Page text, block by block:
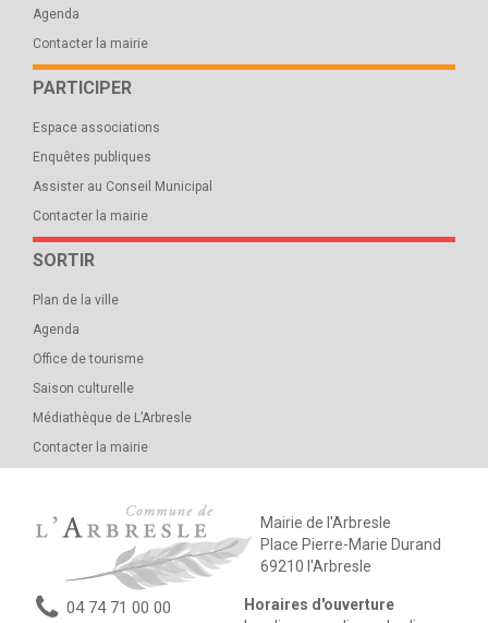
Agenda
Contacter la mairie
PARTICIPER
Espace associations
Enquêtes publiques
Assister au Conseil Municipal
Contacter la mairie
SORTIR
Plan de la ville
Agenda
Office de tourisme
Saison culturelle
Médiathèque de L’Arbresle
Contacter la mairie
Mairie de l'Arbresle
Place Pierre-Marie Durand
69210 l'Arbresle
04 74 71 00 00
Horaires d'ouverture